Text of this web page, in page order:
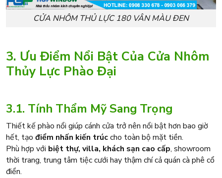
CỬA NHÔM THỦ LỰC 180 VÂN MÀU ĐEN
3. Ưu Điểm Nổi Bật Của Cửa Nhôm
Thủy Lực Phào Đại
3.1. Tính Thẩm Mỹ Sang Trọng
Thiết kế phào nổi giúp cánh cửa trở nên nổi bật hơn bao giờ
hết, tạo điểm nhấn kiến trúccho toàn bộ mặt tiền.
Phù hợp với biệt thự, villa, khách sạn cao cấp, showroom
thời trang, trung tâm tiệc cưới hay thậm chí cả quán cà phê cổ
điển.